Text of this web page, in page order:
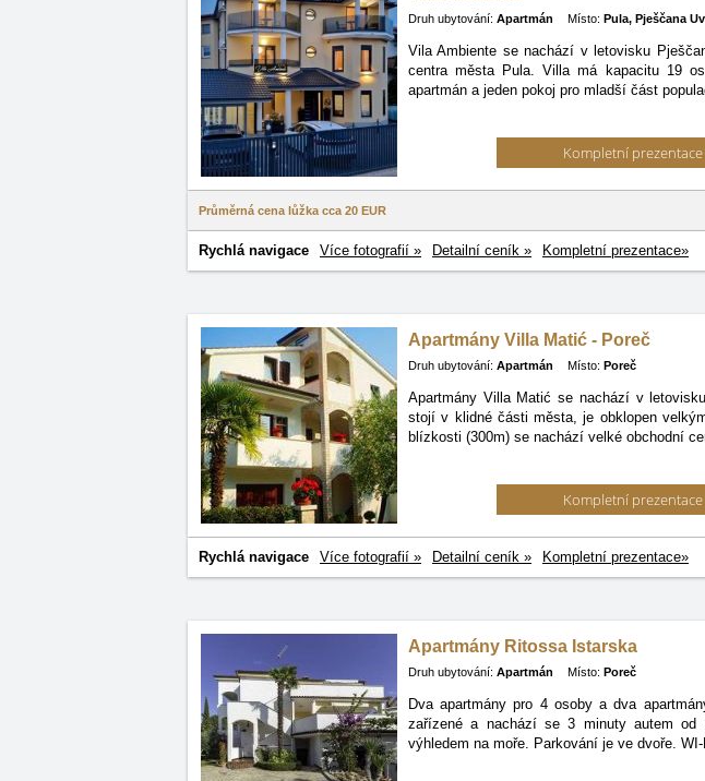
Druh ubytování: Apartmán Místo: Pula, Pješčana
Vila Ambiente se nachází v letovisku
centraměsta Pula. Villa má kapacitu 19
apartmán a jeden pokoj pro mladší část
Kompletní prezentace
Průměrná cena lůžka cca 20 EUR
Rychlá navigace Více fotografií » Detailní ceník » Kompletní prezentace»
Apartmány Villa Matić - Poreč
Druh ubytování: Apartmán Místo: Poreč
Apartmány Villa Matić se nachází v
stojív klidné části města, je obklopen
blízkosti (300m) se nachází velké obchodní
Kompletní prezentace
Rychlá navigace Více fotografií » Detailní ceník » Kompletní prezentace»
Apartmány Ritossa Istarska
Druh ubytování: Apartmán Místo: Poreč
Dva apartmány pro 4 osoby a dva
zařízenéa nachází se 3 minuty autem od
výhledem na moře. Parkování je ve dvoře.